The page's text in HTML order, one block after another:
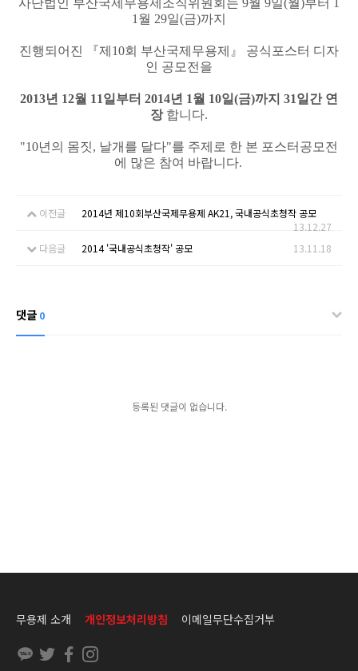
사단법인 부산국제무용제조직위원회는 9월 9일(월)부터 1
1월 29일(금)까지
진행되어진 『제10회 부산국제무용제』 공식포스터 디자
인 공모전을
2013년 12월 11일부터 2014년 1월 10일(금)까지 31일간 연
장합니다.
"10년의 몸짓, 날개를 달다"를 주제로 한 본 포스터공모전
에 많은 참여 바랍니다.
이전글
2014년 제10회부산국제무용제 AK21, 국내공식초청작 공모
13.12.27
다음글
2014 '국내공식초청작' 공모 13.11.18
댓글 0
등록된 댓글이 없습니다.
무용제 소개 개인정보처리방침 이메일무단수집거부